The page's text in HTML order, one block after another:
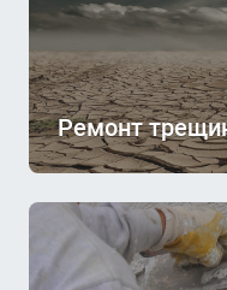
Ремонт